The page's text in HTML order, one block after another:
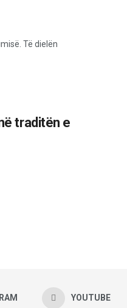
Të dielën
traditën e
YOUTUBE